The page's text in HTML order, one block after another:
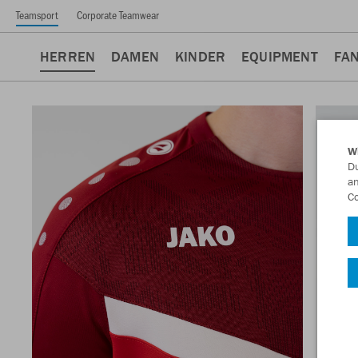
Teamsport Corporate Teamwear
HERREN DAMEN KINDER EQUIPMENT